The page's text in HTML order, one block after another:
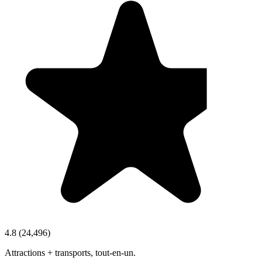
4.8 (24,496)
Attractions + transports, tout‑en‑un.